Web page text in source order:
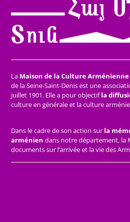
La Maison de la Culture Arménienne
de la Seine-Saint-Denis est une
juillet 1901. Elle a pour objectifla
culture en générale et la culture
Dans le cadre de son action sur la
arménien dans notre département, la
documents sur l’arrivée et la vie des